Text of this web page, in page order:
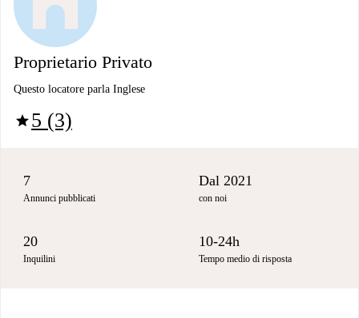
Proprietario Privato
Questo locatore parla Inglese
star5 (3)
7
Annunci pubblicati
Dal 2021
con noi
20
Inquilini
10-24h
Tempo medio di risposta